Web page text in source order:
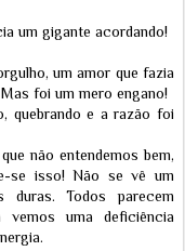
um gigante acordando!
um amor que fazia
foi um mero engano!
quebrando e a razão foi
não entendemos bem,
se isso! Não se vê um
Todos parecem
vemos uma deficiência